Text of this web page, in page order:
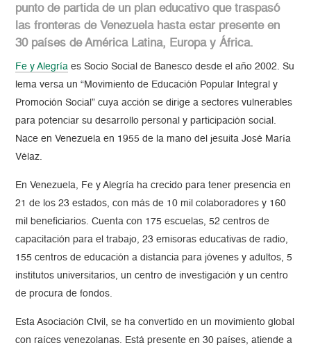
punto de partida de un plan educativo que traspasó
las fronteras de Venezuela hasta estar presente en
30 países de América Latina, Europa y África.
Fe y Alegría es Socio Social de Banesco desde el año 2002. Su
lema versa un “Movimiento de Educación Popular Integral y
Promoción Social” cuya acción se dirige a sectores vulnerables
para potenciar su desarrollo personal y participación social.
Nace en Venezuela en 1955 de la mano del jesuita José María
Vélaz.
En Venezuela, Fe y Alegría ha crecido para tener presencia en
21 de los 23 estados, con más de 10 mil colaboradores y 160
mil beneficiarios. Cuenta con 175 escuelas, 52 centros de
capacitación para el trabajo, 23 emisoras educativas de radio,
155 centros de educación a distancia para jóvenes y adultos, 5
institutos universitarios, un centro de investigación y un centro
de procura de fondos.
Esta Asociación CIvil, se ha convertido en un movimiento global
con raíces venezolanas. Está presente en 30 países, atiende a